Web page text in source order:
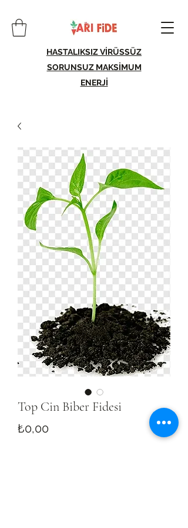
HASTALIKSIZ VİRÜSSÜZ
SORUNSUZ MAKSİMUM
ENERJİ
Top Cin Biber Fidesi
₺0,00Fiyat